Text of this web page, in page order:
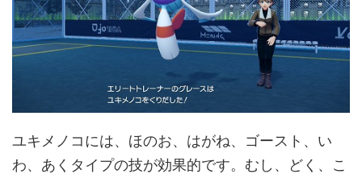
ユキメノコには、ほのお、はがね、ゴースト、い
わ、あくタイプの技が効果的です。むし、どく、こ